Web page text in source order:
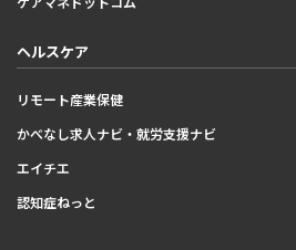
ヘルスケア
リモート産業保健
かべなし求人ナビ・就労支援ナビ
エイチエ
認知症ねっと